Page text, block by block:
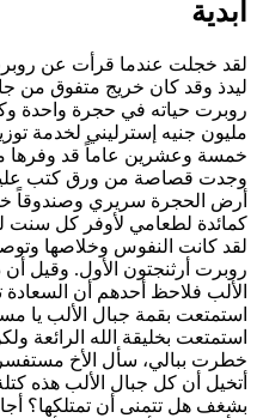
أبدية
لقد خجلت عندما قرأت عن
ليدذ وقد كان خريج متفوق من
روبرت حياته في حجرة واحدة
مليون جنيه إسترليني لخدمة
خمسة وعشرين عاماً قد وفرها
وجدت قصاصة من ورق كتب
أرض الحجرة سريري وصندوقاً
كمائدة لطعامي لأوفر كل سنت
لقد كانت النفوس وخلاصها
روبرت أرثنجتون الأول. وقيل
الألب فلاحظ أحدهم أن
استمتعت بقمة جبال الألب يا
استمتعت بخليقة الله الرائعة
خطرت ببالي، سأل الأخ
أتخيل أن كل جبال الألب هذه
بشغف هل تتمنى أن تمتلكها؟